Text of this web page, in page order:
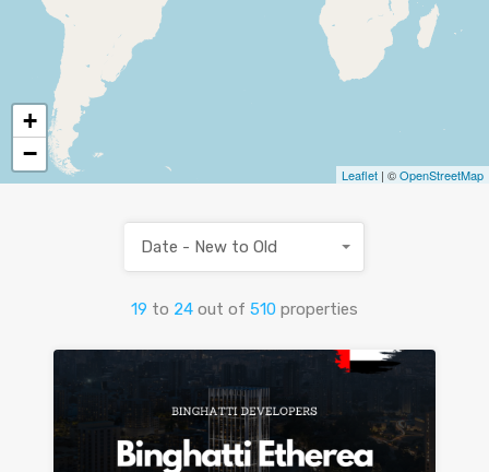
+
−
Leaflet | ©OpenStreetMap
19 to 24 out of 510 properties
Date - New to Old